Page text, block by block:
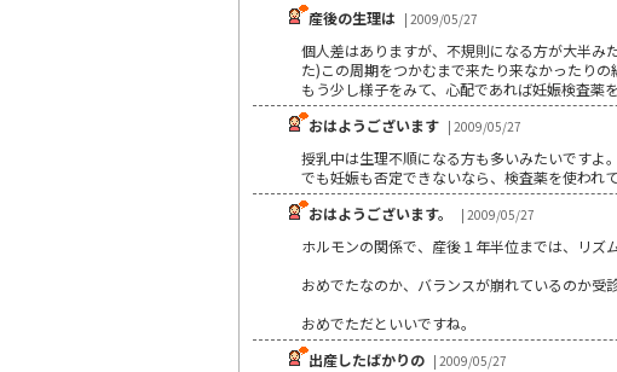
産後の生理は | 2009/05/27
個人差はありますが、不規則になる方が大半み
た)この周期をつかむまで来たり来なかったり
もう少し様子をみて、心配であれば妊娠検査薬
おはようございます | 2009/05/27
授乳中は生理不順になる方も多いみたいですよ
でも妊娠も否定できないなら、検査薬を使われ
おはようございます。
| 2009/05/27
ホルモンの関係で、産後１年半位までは、リズ
おめでたなのか、バランスが崩れているのか受
おめでただといいですね。
出産したばかりの | 2009/05/27